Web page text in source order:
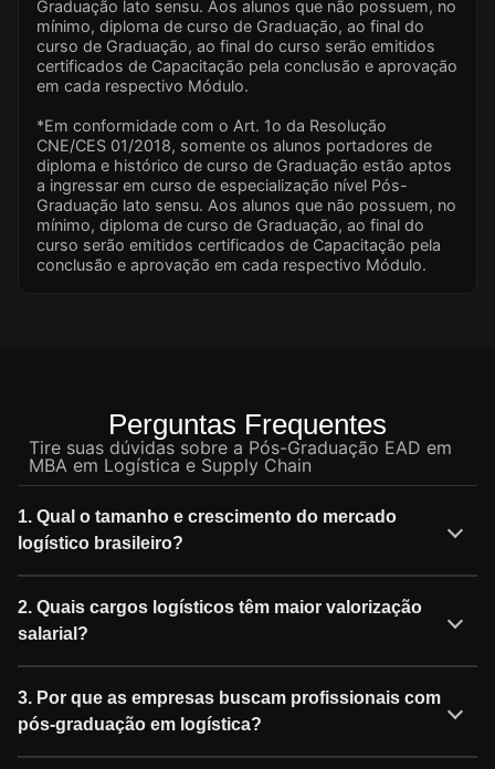
Graduação lato sensu. Aos alunos que não possuem, no
mínimo, diploma de curso de Graduação, ao final do
curso de Graduação, ao final do curso serão emitidos
certificados de Capacitação pela conclusão e aprovação
em cada respectivo Módulo.
*Em conformidade com o Art. 1o da Resolução
CNE/CES 01/2018, somente os alunos portadores de
diploma e histórico de curso de Graduação estão aptos
a ingressar em curso de especialização nível Pós-
Graduação lato sensu. Aos alunos que não possuem, no
mínimo, diploma de curso de Graduação, ao final do
curso serão emitidos certificados de Capacitação pela
conclusão e aprovação em cada respectivo Módulo.
Perguntas Frequentes
Tire suas dúvidas sobre a Pós-Graduação EAD em
MBA em Logística e Supply Chain
1. Qual o tamanho e crescimento do mercado
logístico brasileiro?
2. Quais cargos logísticos têm maior valorização
salarial?
3. Por que as empresas buscam profissionais com
pós-graduação em logística?